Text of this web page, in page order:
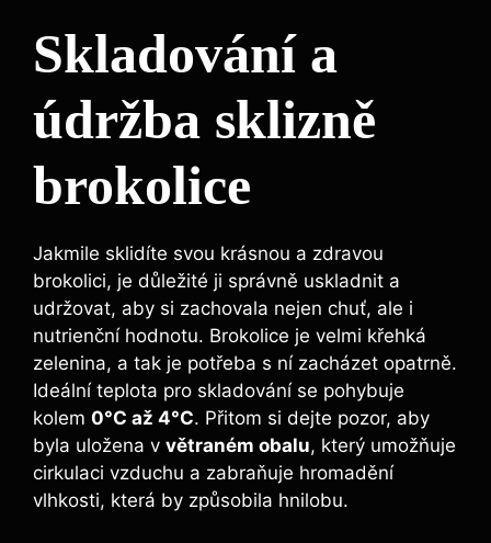
Skladování a
údržba‍ sklizně
⁣brokolice
Jakmile sklidíte svou krásnou a zdravou
brokolici, je ⁣důležité ji správně‍ uskladnit a
udržovat, ​aby ⁣si zachovala nejen⁢ chuť,⁣ ale‌ i
nutrienční ⁢hodnotu. Brokolice je velmi křehká
⁣zelenina, a⁢ tak je potřeba s ní ⁣zacházet opatrně.⁣
Ideální ​teplota pro skladování ⁤se​ pohybuje
kolem 0°C až 4°C. Přitom si dejte pozor, aby
byla uložena v větraném obalu, ‌který ​umožňuje
cirkulaci⁣ vzduchu a zabraňuje hromadění
‍vlhkosti, která‍ by způsobila hnilobu.